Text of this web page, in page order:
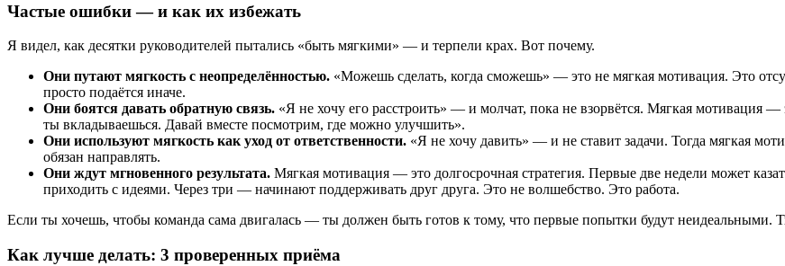
Частые ошибки — и как их избежать
Я видел, как десятки руководителей пытались «быть мягкими» — и терпели крах. Вот почему.
Они путают мягкость с неопределённостью. «Можешь сделать, когда сможешь» — это не мягкая мотивация. Это
просто подаётся иначе.
Они боятся давать обратную связь. «Я не хочу его расстроить» — и молчат, пока не взорвётся. Мягкая мотивация
ты вкладываешься. Давай вместе посмотрим, где можно улучшить».
Они используют мягкость как уход от ответственности. «Я не хочу давить» — и не ставит задачи. Тогда мягкая
обязан направлять.
Они ждут мгновенного результата. Мягкая мотивация — это долгосрочная стратегия. Первые две недели может
приходить с идеями. Через три — начинают поддерживать друг друга. Это не волшебство. Это работа.
Если ты хочешь, чтобы команда сама двигалась — ты должен быть готов к тому, что первые попытки будут неидеальными.
Как лучше делать: 3 проверенных приёма